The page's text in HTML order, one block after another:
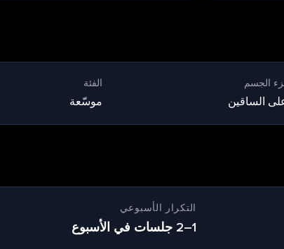
الجسم
الساقين
الفئة
موسّعة
التكرار الأسبوعي
1–2 جلسات في الأسبوع